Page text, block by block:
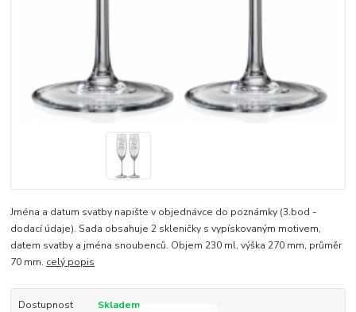
Jména a datum svatby napište v objednávce do poznámky (3.bod -
dodací údaje). Sada obsahuje 2 skleničky s vypískovaným motivem,
datem svatby a jména snoubenců. Objem 230 ml, výška 270 mm, průměr
70 mm. celý popis
Dostupnost
Skladem